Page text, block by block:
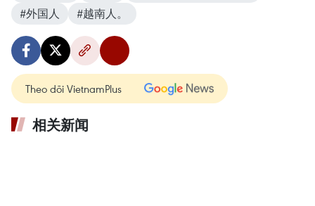
#外国人
#越南人。
Theo dõi VietnamPlus
相关新闻